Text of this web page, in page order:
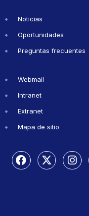
Noticias
Oportunidades
Preguntas frecuentes
Webmail
Intranet
Extranet
Mapa de sitio